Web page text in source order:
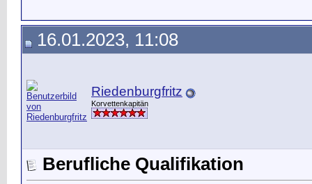
16.01.2023, 11:08
Riedenburgfritz
Korvettenkapitän
Berufliche Qualifikation